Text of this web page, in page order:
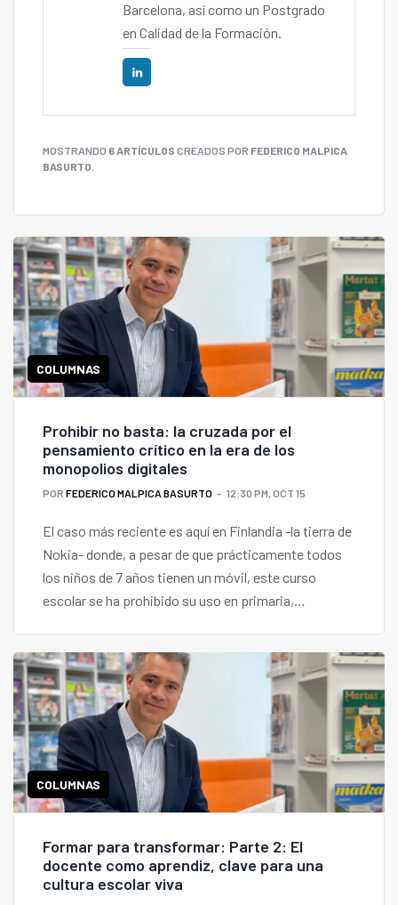
Barcelona, así como un Postgrado
en Calidad de la Formación.
MOSTRANDO 6 ARTÍCULOS CREADOS POR FEDERICO MALPICA
BASURTO
COLUMNAS
Prohibir no basta: la cruzada por el
pensamiento crítico en la era de los
monopolios digitales
POR FEDERICO MALPICA BASURTO 12:30 PM, OCT 15
El caso más reciente es aquí en Finlandia -la tierra de
Nokia- donde, a pesar de que prácticamente todos
los niños de 7 años tienen un móvil, este curso
escolar se ha prohibido su uso en primaria,
COLUMNAS
Formar para transformar: Parte 2: El
docente como aprendiz, clave para una
cultura escolar viva